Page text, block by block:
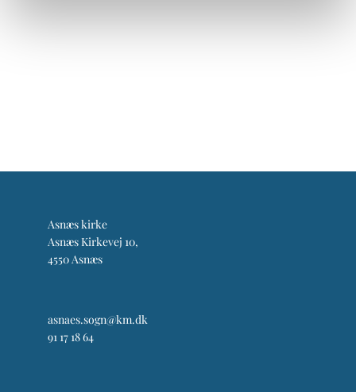
Asnæs kirke
Asnæs Kirkevej 10,
4550 Asnæs
asnaes.sogn@km.dk
91 17 18 64